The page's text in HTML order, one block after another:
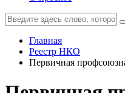
Главная
Реестр НКО
Первичная